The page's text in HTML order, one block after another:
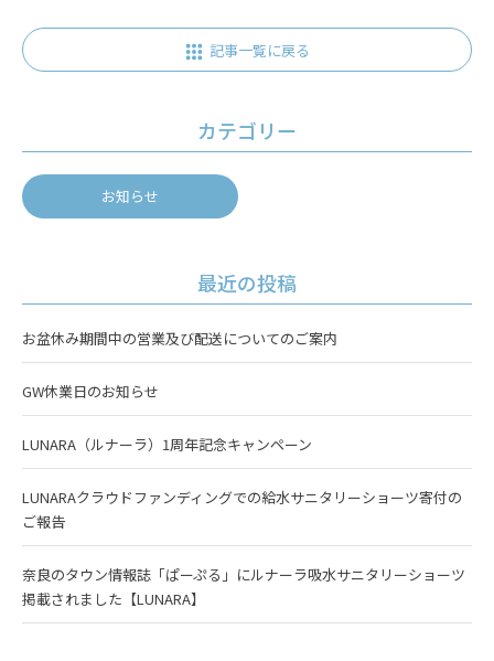
記事一覧に戻る
カテゴリー
お知らせ
最近の投稿
お盆休み期間中の営業及び配送についてのご案内
GW休業日のお知らせ
LUNARA（ルナーラ）1周年記念キャンペーン
LUNARAクラウドファンディングでの給水サニタリーショーツ寄付の
ご報告
奈良のタウン情報誌「ぱーぷる」にルナーラ吸水サニタリーショーツ
掲載されました【LUNARA】